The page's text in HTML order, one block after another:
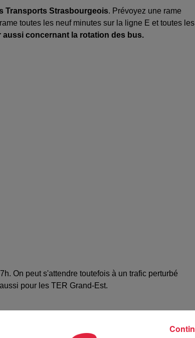
Transports Strasbourgeois. Prévoyez une rame
toutes les neuf minutes sur la ligne E et toutes les
concernant la rotation des bus.
On peut s'attendre toutefois à un trafic perturbé
pour les TER Grand-Est.